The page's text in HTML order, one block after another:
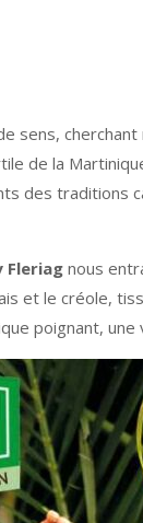
sens,
de la
des traditions
Fleriagnous
et le créole,
poignant, une